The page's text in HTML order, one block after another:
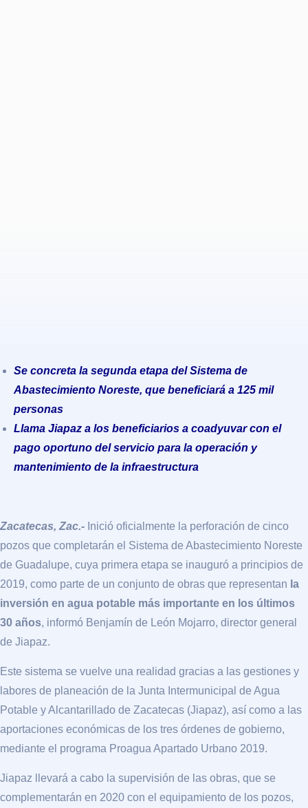
Se concreta la segunda etapa del Sistema de
Abastecimiento Noreste, que beneficiará a 125 mil
personas
Llama Jiapaz a los beneficiarios a coadyuvar con el
pago oportuno del servicio para la operación y
mantenimiento de la infraestructura
Zacatecas, Zac.- Inició oficialmente la perforación de cinco
pozos que completarán el Sistema de Abastecimiento Noreste
de Guadalupe, cuya primera etapa se inauguró a principios de
2019, como parte de un conjunto de obras que representan la
inversión en agua potable más importante en los últimos
30 años, informó Benjamín de León Mojarro, director general
de Jiapaz.
Este sistema se vuelve una realidad gracias a las gestiones y
labores de planeación de la Junta Intermunicipal de Agua
Potable y Alcantarillado de Zacatecas (Jiapaz), así como a las
aportaciones económicas de los tres órdenes de gobierno,
mediante el programa Proagua Apartado Urbano 2019.
Jiapaz llevará a cabo la supervisión de las obras, que se
complementarán en 2020 con el equipamiento de los pozos,